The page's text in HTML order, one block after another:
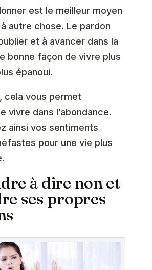
est le meilleur moyen
autre chose. Le pardon
et à avancer dans la
bonne façon de vivre plus
épanoui.
cela vous permet
vivre dans l’abondance.
ainsi vos sentiments
pour une vie plus
à dire non et
ses propres